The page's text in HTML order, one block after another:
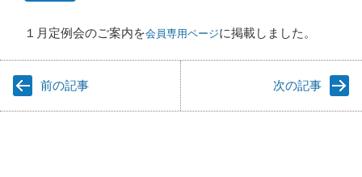
１月定例会のご案内を会員専用ページに掲載しました。
前の記事 次の記事